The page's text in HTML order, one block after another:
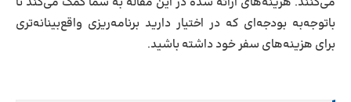
باتوجه‌به بودجه‌ای که در اختیار دارید برنامه‌ریزی واقع‌بینانه‌تری
برای هزینه‌های سفر خود داشته باشید.